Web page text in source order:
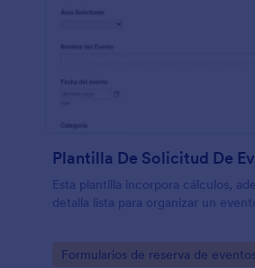
Plantilla De Solicitud De
Esta plantilla incorpora cálculos,
detalla lista para organizar un
Go to Category:
Formularios de reserva de